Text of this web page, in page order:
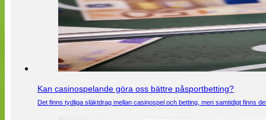
Kan casinospelande göra oss bättre påsportbetting?
Det finns tydliga släktdrag mellan casinospel och betting, men samtidigt finns